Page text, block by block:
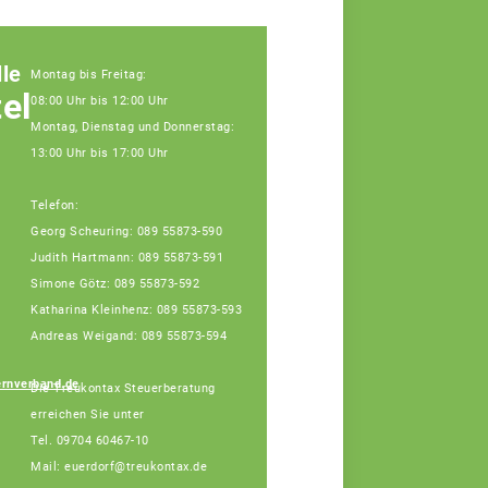
Montag bis Freitag:
08:00 Uhr bis 12:00 Uhr
Montag, Dienstag und Donnerstag:
13:00 Uhr bis 17:00 Uhr
Telefon:
Georg Scheuring: 089 55873-590
Judith Hartmann: 089 55873-591
Simone Götz: 089 55873-592
Katharina Kleinhenz: 089 55873-593
Andreas Weigand: 089 55873-594
Die Treukontax Steuerberatung
erreichen Sie unter
Tel. 09704 60467-10
Mail: euerdorf@treukontax.de